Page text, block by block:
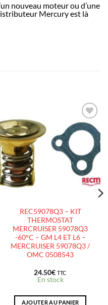
nouveau moteur ou d’une
Mercury est là
AJOUTER
À LA
LISTE
D’ENVIES
REC59078Q3 – KIT
THERMOSTAT
MERCRUISER 59078Q3
-60°C – GM L4 ET L6 –
MERCRUISER 59078Q3 /
OMC 0508543
24.50€ TTC
En stock
AJOUTER AU PANIER